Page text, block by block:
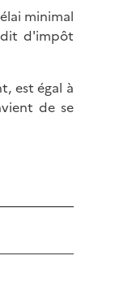
minimal
d'impôt
est égal à
de se